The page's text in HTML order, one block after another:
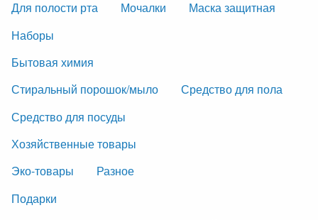
Для полости рта Мочалки
Маска защитная
Наборы
Бытовая химия
Стиральный порошок/мыло
Средство для пола
Средство для посуды
Хозяйственные товары
Эко-товары
Разное
Подарки